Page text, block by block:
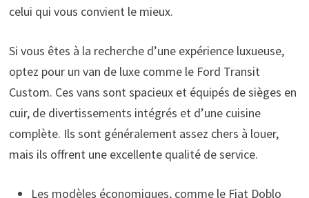
celui qui vous convient le mieux.
Si vous êtes à la recherche d’une expérience luxueuse,
optez pour un van de luxe comme le Ford Transit
Custom. Ces vans sont spacieux et équipés de sièges en
cuir, de divertissements intégrés et d’une cuisine
complète. Ils sont généralement assez chers à louer,
mais ils offrent une excellente qualité de service.
Les modèles économiques, comme le Fiat Doblo